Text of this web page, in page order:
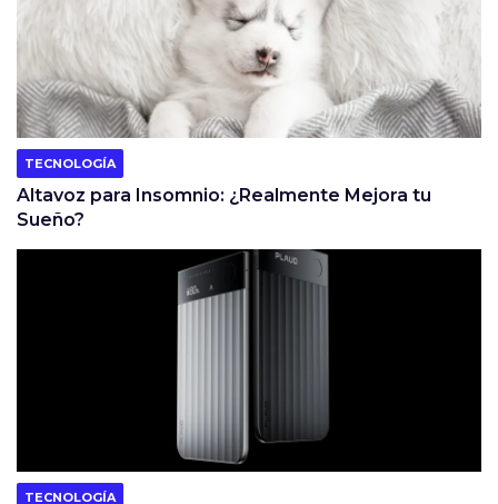
TECNOLOGÍA
Altavoz para Insomnio: ¿Realmente Mejora tu
Sueño?
TECNOLOGÍA